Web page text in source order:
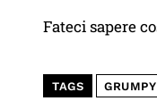
Fateci sapere
TAGS